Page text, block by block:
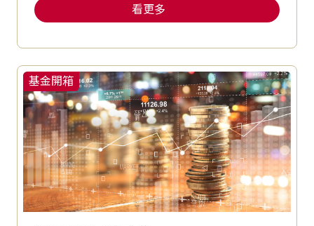
看更多
基金開箱